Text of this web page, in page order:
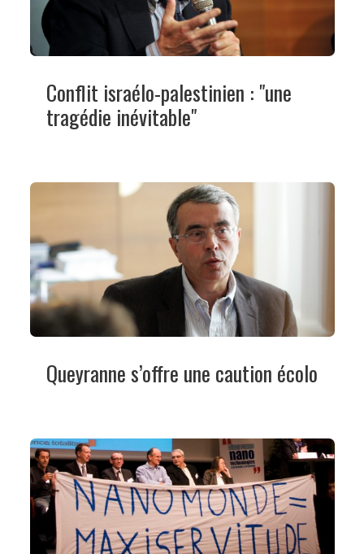
Conflit israélo-palestinien : "une
tragédie inévitable"
Queyranne s’offre une caution écolo